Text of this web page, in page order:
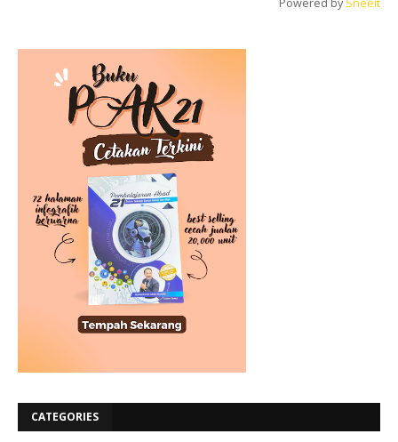
Powered by Sneeit
CATEGORIES